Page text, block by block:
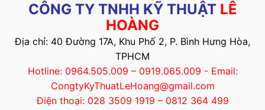
CÔNG TY TNHH KỸ THUẬT LÊ
HOÀNG
Địa chỉ: 40 Đường 17A, Khu Phố 2, P. Bình Hưng Hòa,
TPHCM
Hotline: 0964.505.009 – 0919.065.009 - Email:
CongtyKyThuatLeHoang@gmail.com
Điện thoại: 028 3509 1919 – 0812 364 499